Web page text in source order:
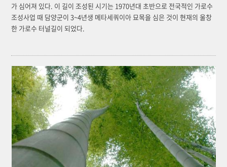
가 심어져 있다. 이 길이 조성된 시기는 1970년대 초반으로 전국적인 가로수
조성사업 때 담양군이 3~4년생 메타세쿼이아 묘목을 심은 것이 현재의 울창
한 가로수 터널길이 되었다.